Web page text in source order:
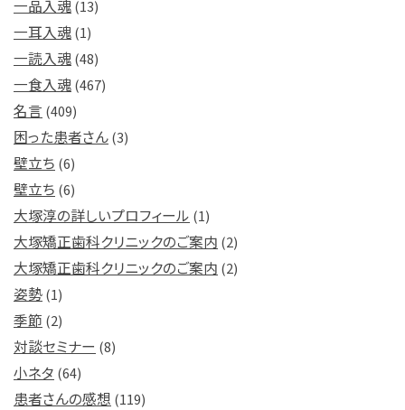
一品入魂(13)
一耳入魂(1)
一読入魂(48)
一食入魂(467)
名言 (409)
困った患者さん(3)
壁立ち (6)
壁立ち (6)
大塚淳の詳しいプロフィール (1)
大塚矯正歯科クリニックのご案内 (2)
大塚矯正歯科クリニックのご案内 (2)
姿勢(1)
季節 (2)
対談セミナー (8)
小ネタ (64)
患者さんの感想 (119)